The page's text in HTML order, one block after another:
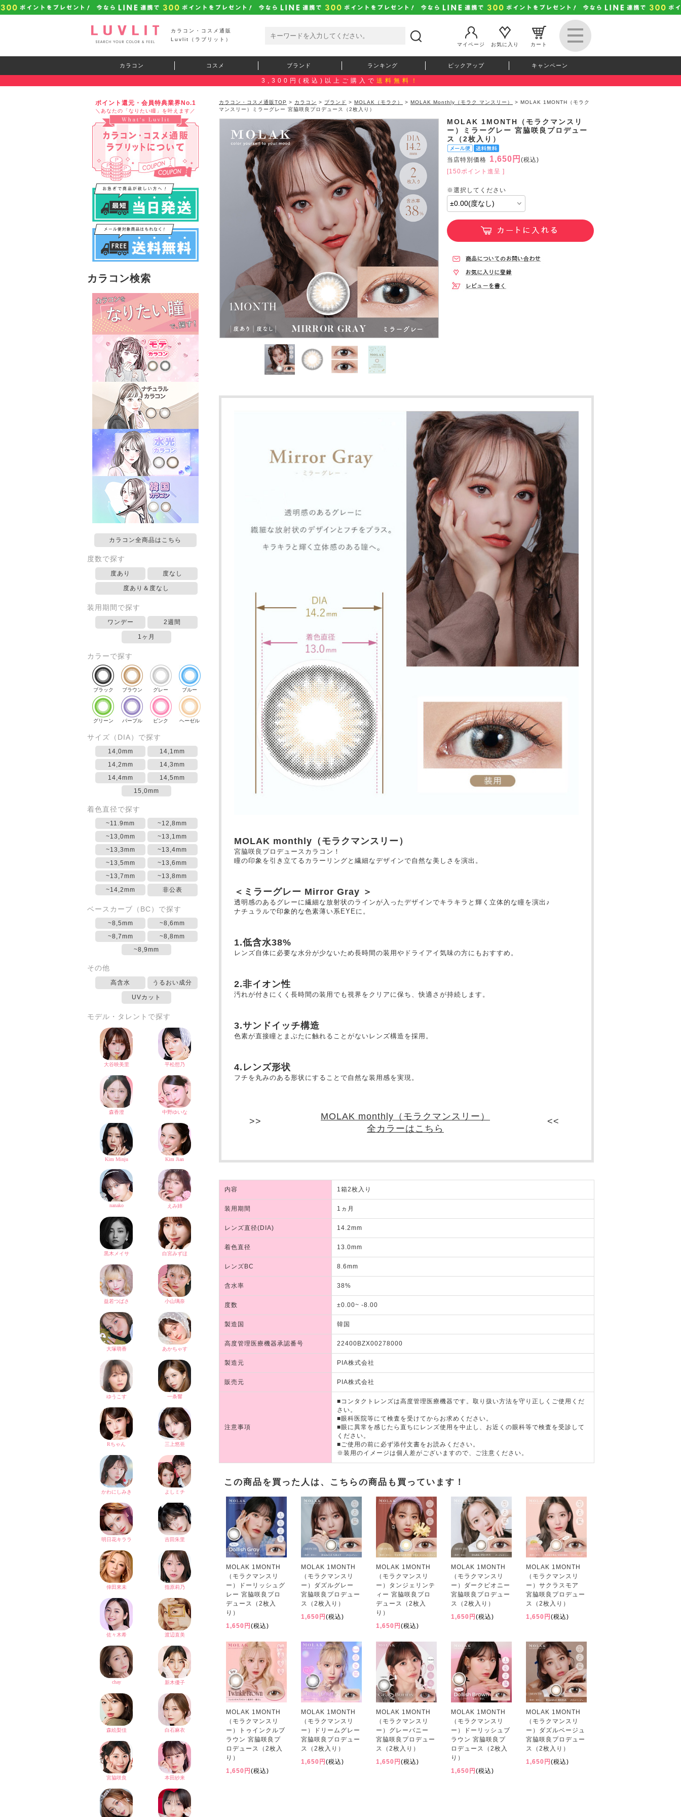
カラコン・コスメ通販
Luvlit（ラブリット）
マイページ
お気に入り カート
カラコン コスメ ブランド ランキング ピックアップ キャンペーン
3,300円(税込)以上ご購入で 送料無料！
ポイント還元・会員特典業界No.1
＼あなたの「なりたい瞳」を叶えます／
カラコン検索
カラコン全商品はこちら
度数で探す
度あり 度なし
度あり＆度なし
装用期間で探す
ワンデー 2週間
1ヶ月
カラーで探す
ブラック ブラウン グレー ブルー
グリーン パープル ピンク ヘーゼル
サイズ（DIA）で探す
14,0mm
14,1mm
14,2mm
14,3mm
14,4mm
14,5mm
15,0mm
着色直径で探す
~11.9mm
~12,8mm
~13,0mm
~13,1mm
~13,3mm
~13,4mm
~13,5mm
~13,6mm
~13,7mm
~13,8mm
~14,2mm
非公表
ベースカーブ（BC）で探す
~8,5mm
~8,6mm
~8,7mm
~8,8mm
~8,9mm
その他
高含水 うるおい成分
UVカット
モデル・タレントで探す
カラコン・コスメ通販TOP > カラコン > ブランド > MOLAK（モラク） > MOLAK Monthly（モラク マンスリー）
> MOLAK 1MONTH（モラク
マンスリー）ミラーグレー 宮脇咲良プロデュース（2枚入り）
MOLAK 1MONTH（モラクマンスリ
ー）ミラーグレー 宮脇咲良プロデュー
ス（2枚入り）
当店特別価格 1,650円 (税込)
[150ポイント進呈 ]
MOLAK monthly（モラクマンスリー）
宮脇咲良プロデュースカラコン！
瞳の印象を引き立てるカラーリングと繊細なデザインで自然な美しさを演出。
＜ミラーグレー Mirror Gray ＞
透明感のあるグレーに繊細な放射状のラインが入ったデザインでキラキラと輝く立体的な瞳を演出♪
ナチュラルで印象的な色素薄い系EYEに。
1.低含水38%
レンズ自体に必要な水分が少ないため長時間の装用やドライアイ気味の方にもおすすめ。
2.非イオン性
汚れが付きにくく長時間の装用でも視界をクリアに保ち、快適さが持続します。
3.サンドイッチ構造
色素が直接瞳とまぶたに触れることがないレンズ構造を採用。
4.レンズ形状
フチを丸みのある形状にすることで自然な装用感を実現。
MOLAK monthly（モラクマンスリー）
全カラーはこちら
内容 1箱2枚入り
装用期間 1ヵ月
レンズ直径(DIA) 14.2mm
着色直径 13.0mm
レンズBC 8.6mm
含水率 38%
度数 ±0.00~ -8.00
製造国 韓国
高度管理医療機器承認番号 22400BZX00278000
製造元 PIA株式会社
販売元 PIA株式会社
注意事項
■コンタクトレンズは高度管理医療機器です。取り扱い方法を守り正しくご使用くだ
さい。
■眼科医院等にて検査を受けてからお求めください。
■眼に異常を感じたら直ちにレンズ使用を中止し、お近くの眼科等で検査を受診して
ください。
■ご使用の前に必ず添付文書をお読みください。
※装用のイメージは個人差がございますので、ご注意ください。
この商品を買った人は、こちらの商品も買っています！
MOLAK 1MONTH
（モラクマンスリ
ー）ドーリッシュグ
レー 宮脇咲良プロ
デュース（2枚入
り）
1,650円(税込)
MOLAK 1MONTH
（モラクマンスリ
ー）ダズルグレー
宮脇咲良プロデュー
ス（2枚入り）
1,650円(税込)
MOLAK 1MONTH
（モラクマンスリ
ー）タンジェリンテ
ィー 宮脇咲良プロ
デュース（2枚入
り）
1,650円(税込)
MOLAK 1MONTH
（モラクマンスリ
ー）ダークピオニー
宮脇咲良プロデュー
ス（2枚入り）
1,650円(税込)
MOLAK 1MONTH
（モラクマンスリ
ー）サクラスモア
宮脇咲良プロデュー
ス（2枚入り）
1,650円(税込)
MOLAK 1MONTH
（モラクマンスリ
ー）トゥインクルブ
ラウン 宮脇咲良プ
ロデュース（2枚入
り）
1,650円(税込)
MOLAK 1MONTH
（モラクマンスリ
ー）ドリームグレー
宮脇咲良プロデュー
ス（2枚入り）
1,650円(税込)
MOLAK 1MONTH
（モラクマンスリ
ー）グレーバニー
宮脇咲良プロデュー
ス（2枚入り）
1,650円(税込)
MOLAK 1MONTH
（モラクマンスリ
ー）ドーリッシュブ
ラウン 宮脇咲良プ
ロデュース（2枚入
り）
1,650円(税込)
MOLAK 1MONTH
（モラクマンスリ
ー）ダズルベージュ
宮脇咲良プロデュー
ス（2枚入り）
1,650円(税込)